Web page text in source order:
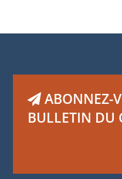
ABONNEZ-
BULLETIN DU